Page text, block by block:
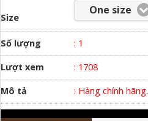
Size
One size
Số lượng : 1
Lượt xem : 1708
Mô tả : Hàng chính hãng.